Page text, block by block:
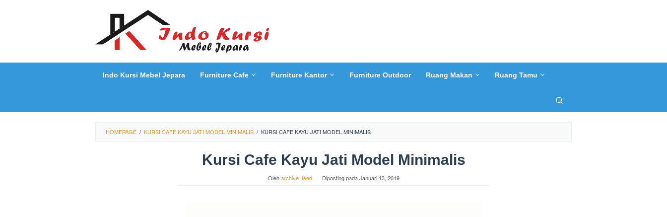
Indo Kursi Mebel Jepara Furniture Cafe Furniture Kantor Furniture Outdoor Ruang Makan Ruang Tamu
HOMEPAGE / KURSI CAFE KAYU JATI MODEL MINIMALIS / KURSI CAFE KAYU JATI MODEL MINIMALIS
Kursi Cafe Kayu Jati Model Minimalis
Oleharchive_feed Diposting padaJanuari 13, 2019